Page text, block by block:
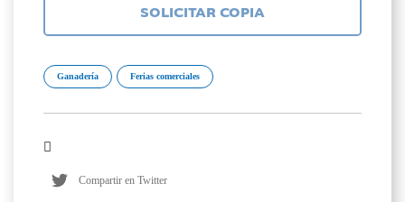
SOLICITAR COPIA
Ganadería Ferias comerciales
Compartir en Twitter